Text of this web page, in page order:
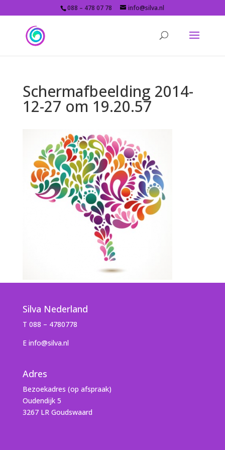
088 – 478 07 78 info@silva.nl
Schermafbeelding 2014-
12-27 om 19.20.57
Silva Nederland
T 088 – 4780778
E info@silva.nl
Adres
Bezoekadres (op afspraak)
Oudendijk 5
3267 LR Goudswaard